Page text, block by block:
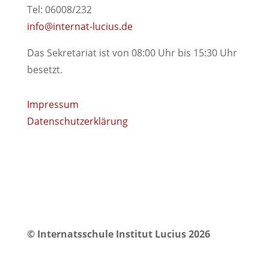
Tel: 06008/232
info@internat-lucius.de
Das Sekretariat ist von 08:00 Uhr bis 15:30 Uhr
besetzt.
Impressum
Datenschutzerklärung
© Internatsschule Institut Lucius 2026